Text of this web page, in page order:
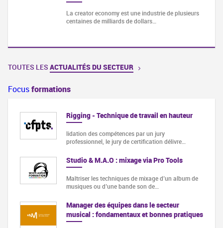
La creator economy est une industrie de plusieurs
centaines de milliards de dollars…
TOUTES LES ACTUALITÉS DU SECTEUR
Focusformations
Rigging - Technique de travail en hauteur
lidation des compétences par un jury
professionnel, le jury de certification délivre…
Studio & M.A.O : mixage via Pro Tools
Maîtriser les techniques de mixage d’un album de
musiques ou d’une bande son de…
Manager des équipes dans le secteur
musical : fondamentaux et bonnes pratiques